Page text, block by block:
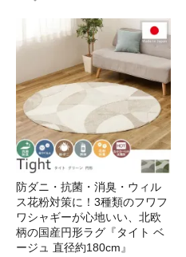
防ダニ・抗菌・消臭・ウィル
ス花粉対策に！3種類のフワフ
ワシャギーが心地いい、北欧
柄の国産円形ラグ『タイト ベ
ージュ 直径約180cm』